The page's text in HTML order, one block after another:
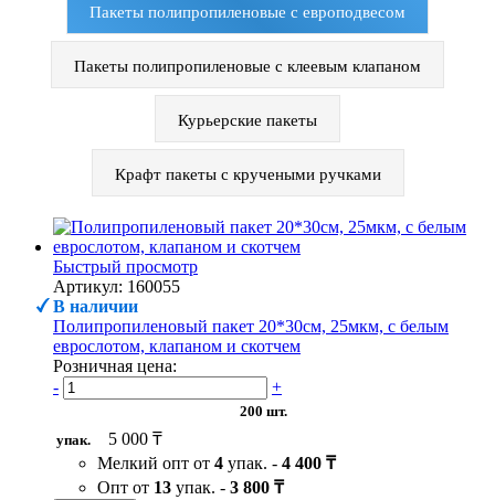
Пакеты полипропиленовые с европодвесом
Пакеты полипропиленовые с клеевым клапаном
Курьерские пакеты
Крафт пакеты с кручеными ручками
Быстрый просмотр
Артикул: 160055
В наличии
Полипропиленовый пакет 20*30см, 25мкм, с белым
еврослотом, клапаном и скотчем
Розничная цена:
-
+
200 шт.
упак.
5 000 ₸
Мелкий опт от 4 упак. - 4 400 ₸
Опт от 13 упак. - 3 800 ₸